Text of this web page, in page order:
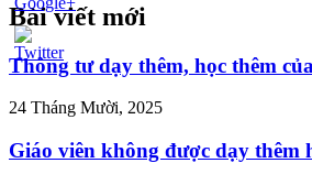
don-
Bài viết mới
Thông tư dạy thêm, học thêm
24 Tháng Mười, 2025
Giáo viên không được dạy thêm